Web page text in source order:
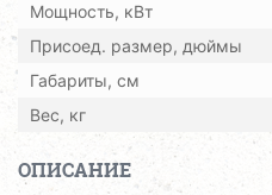
Мощность, кВт
Присоед. размер, дюймы
Габариты, см
Вес, кг
ОПИСАНИЕ